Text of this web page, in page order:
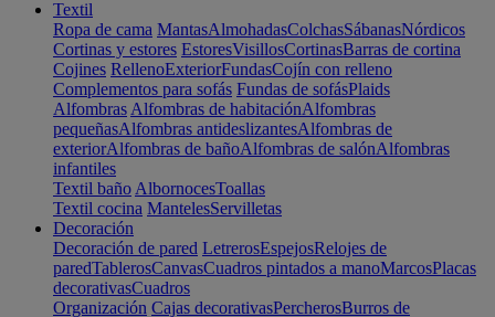
Textil
Ropa de cama MantasAlmohadasColchasSábanasNórdicos
Cortinas y estores EstoresVisillosCortinasBarras de cortina
Cojines RellenoExteriorFundasCojín con relleno
Complementos para sofás Fundas de sofásPlaids
Alfombras Alfombras de habitaciónAlfombras
pequeñasAlfombras antideslizantesAlfombras de
exteriorAlfombras de bañoAlfombras de salónAlfombras
infantiles
Textil baño AlbornocesToallas
Textil cocina MantelesServilletas
Decoración
Decoración de pared LetrerosEspejosRelojes de
paredTablerosCanvasCuadros pintados a manoMarcosPlacas
decorativasCuadros
Organización Cajas decorativasPercherosBurros de